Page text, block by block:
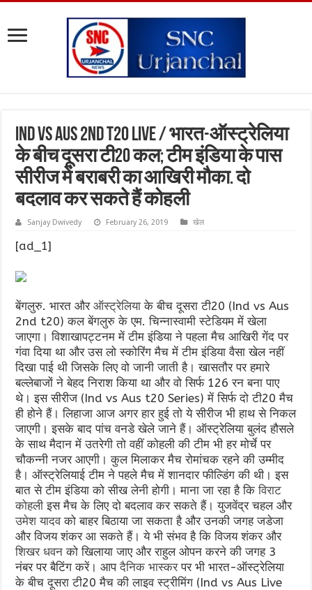
IND vs AUS 2nd T20 Live / भारत-ऑस्ट्रेलिया
के बीच दूसरा टी20 कल; टीम इंडिया के पास
सीरीज में बराबरी का आखिरी मौका. दो
बदलाव कर सकते हैं कोहली
Sanjay Dwivedy February 26, 2019 खेल
[ad_1]
बेंगलुरु. भारत औरऑस्ट्रेलिया के बीच दूसरा टी20 (Ind vs Aus
2nd t20) कल बेंगलुरु के एम. चिन्नास्वामी स्टेडियम में खेला
जाएगा। विशाखापट्टनम में टीम इंडिया ने पहला मैच आखिरी गेंद पर
गंवा दिया थाऔरउस लो स्कोरिंग मैच में टीम इंडिया वैसा खेल नहीं
दिखा पाई थी जिसके लिए वो जानी जाती है। खासतौर पर हमारे
बल्लेबाजों ने बेहद निराश किया था और वो सिर्फ 126 रन बना पाए
थे। इस सीरीज (Ind vs Aus t20 Series) में सिर्फ दो टी20 मैच
ही होने हैं। लिहाजा आज अगर हार हुई तो ये सीरीज भी हाथ से निकल
जाएगी। इसके बाद पांच वनडे खेले जाने हैं। ऑस्ट्रेलिया बुलंद हौसले
के साथ मैदान में उतरेगी तो वहीं कोहली की टीम भी हर मोर्चे पर
चौकन्नी नजर आएगी। कुल मिलाकर मैच रोमांचक रहने की उम्मीद
है। ऑस्ट्रेलियाई टीम ने पहले मैच में शानदार फील्डिंग की थी। इस
बात से टीम इंडिया को सीख लेनी होगी। माना जा रहा है किविराट
कोहली इस मैच के लिए दो बदलाव कर सकते हैं। युजवेंद्र चहल और
उमेश यादवको बाहर बिठाया जा सकता है और उनकी जगह जडेजा
और विजय शंकर आ सकते हैं। ये भी संभव है कि विजय शंकर और
शिखर धवन को खिलाया जाए और राहुल ओपन करने की जगह 3
नंबर पर बैटिंग करें। आपदैनिक भास्करपर भी भारत-ऑस्ट्रेलिया
के बीच दूसरा टी20 मैच की लाइव स्ट्रीमिंग (Ind vs Aus Live